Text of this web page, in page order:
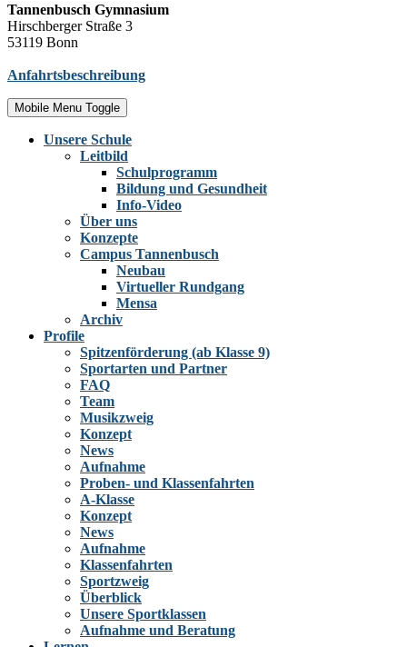
Tannenbusch Gymnasium
Hirschberger Straße 3
53119 Bonn
Anfahrtsbeschreibung
Mobile Menu Toggle
Unsere Schule
Leitbild
Schulprogramm
Bildung und Gesundheit
Info-Video
Über uns
Konzepte
Campus Tannenbusch
Neubau
Virtueller Rundgang
Mensa
Archiv
Profile
Spitzenförderung (ab Klasse 9)
Sportarten und Partner
FAQ
Team
Musikzweig
Konzept
News
Aufnahme
Proben- und Klassenfahrten
A-Klasse
Konzept
News
Aufnahme
Klassenfahrten
Sportzweig
Überblick
Unsere Sportklassen
Aufnahme und Beratung